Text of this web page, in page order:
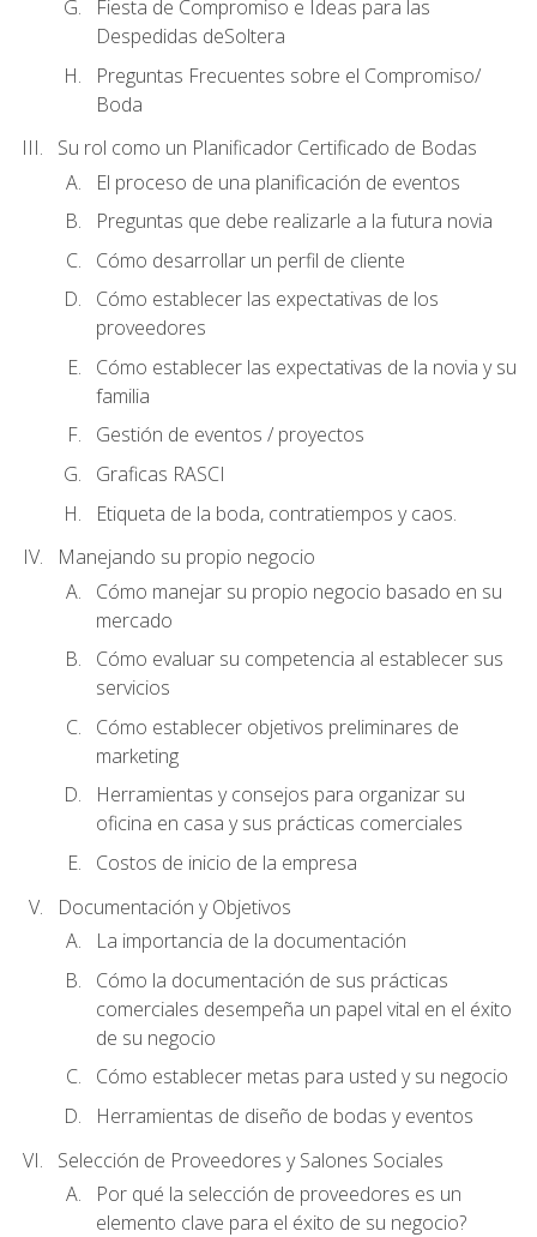
Fiesta de Compromiso e Ideas para las
Despedidas deSoltera
Preguntas Frecuentes sobre el Compromiso/
Boda
Su rol como un Planificador Certificado de Bodas
El proceso de una planificación de eventos
Preguntas que debe realizarle a la futura novia
Cómo desarrollar un perfil de cliente
Cómo establecer las expectativas de los
proveedores
Cómo establecer las expectativas de la novia y su
familia
Gestión de eventos / proyectos
Graficas RASCI
Etiqueta de la boda, contratiempos y caos.
Manejando su propio negocio
Cómo manejar su propio negocio basado en su
mercado
Cómo evaluar su competencia al establecer sus
servicios
Cómo establecer objetivos preliminares de
marketing
Herramientas y consejos para organizar su
oficina en casa y sus prácticas comerciales
Costos de inicio de la empresa
Documentación y Objetivos
La importancia de la documentación
Cómo la documentación de sus prácticas
comerciales desempeña un papel vital en el éxito
de su negocio
Cómo establecer metas para usted y su negocio
Herramientas de diseño de bodas y eventos
Selección de Proveedores y Salones Sociales
Por qué la selección de proveedores es un
elemento clave para el éxito de su negocio?